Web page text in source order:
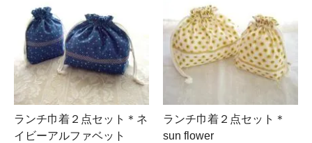
ランチ巾着２点セット＊ネ
イビーアルファベット
ランチ巾着２点セット＊
sun flower